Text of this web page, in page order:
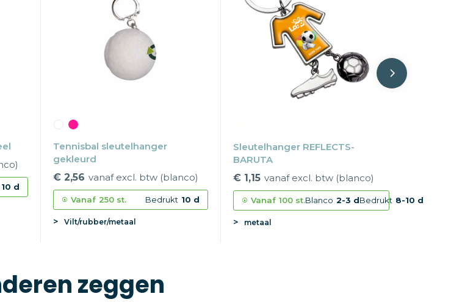
10 d
Tennisbal sleutelhanger
gekleurd
€ 2,56 vanaf excl. btw (blanco)
Vanaf 250 st. Bedrukt 10 d
Vilt/rubber/metaal
Sleutelhanger REFLECTS-
BARUTA
€ 1,15 vanaf excl. btw (blanco)
Vanaf 100 st.Blanco 2-3 dBedrukt 8-10 d
metaal
zeggen